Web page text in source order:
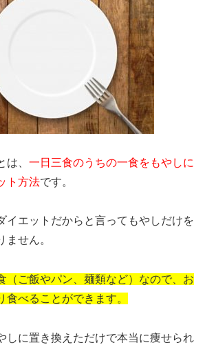
は、 一日三食のうちの一食をもやしに
ト方法です。
イエットだからと言ってもやしだけを
ません。
（ご飯やパン、麺類など）なので、お
食べることができます。
しに置き換えただけで本当に痩せられ